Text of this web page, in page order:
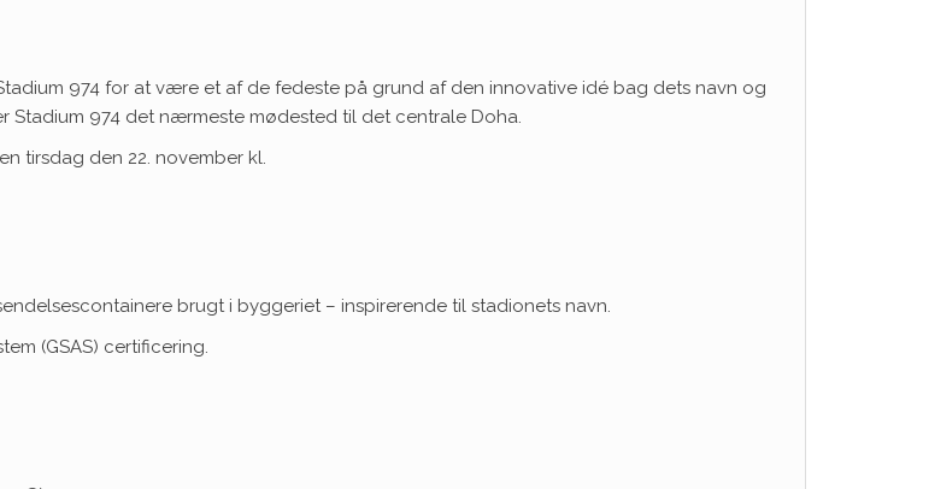
974 for at være et af de fedeste på grund af den innovative idé bag dets navn og
Stadium 974 det nærmeste mødested til det centrale Doha.
tirsdag den 22. november kl.
brugt i byggeriet – inspirerende til stadionets navn.
(GSAS) certificering.